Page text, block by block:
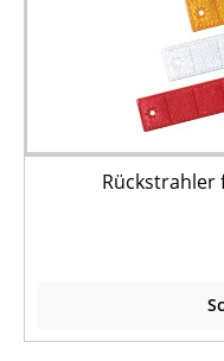
Rückstrahler